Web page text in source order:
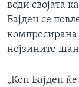
води својата
Бајден се
нејзините
„Кон Бајден